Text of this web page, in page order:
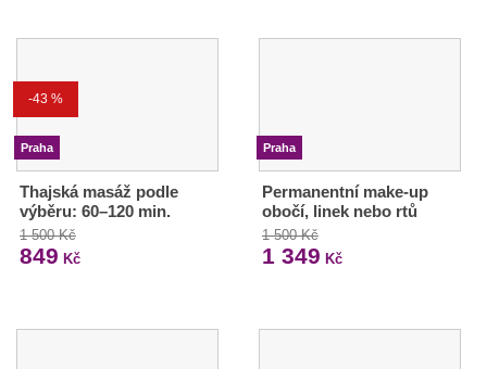
-43 %
Praha
Thajská masáž podle
výběru: 60–120 min.
1 500 Kč
849 Kč
Praha
Permanentní make-up
obočí, linek nebo rtů
1 500 Kč
1 349 Kč